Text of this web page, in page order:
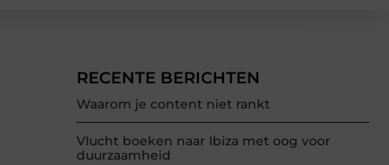
RECENTE BERICHTEN
Waarom je content niet rankt
Vlucht boeken naar Ibiza met oog voor
duurzaamheid